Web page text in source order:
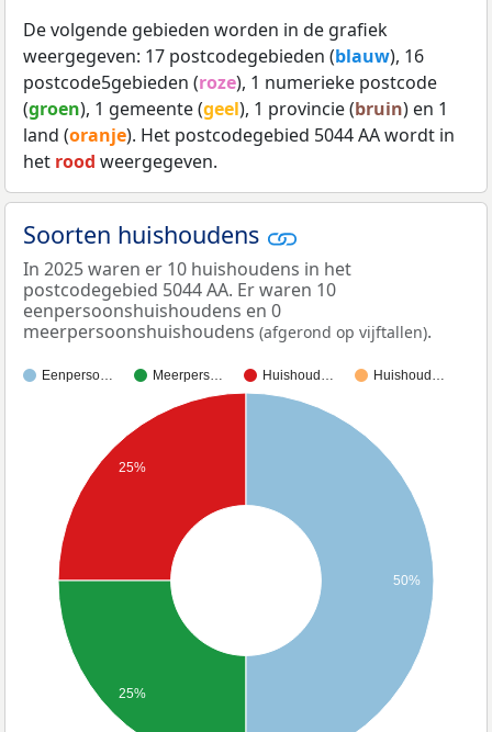
De volgende gebieden worden in de grafiek
weergegeven: 17 postcodegebieden (blauw), 16
postcode5gebieden (roze), 1 numerieke postcode
(groen), 1 gemeente (geel), 1 provincie (bruin) en 1
land (oranje). Het postcodegebied 5044 AA wordt in
het rood weergegeven.
Soorten huishoudens
In 2025 waren er 10 huishoudens in het
postcodegebied 5044 AA. Er waren 10
eenpersoonshuishoudens en 0
meerpersoonshuishoudens (afgerond op vijftallen).
Eenperso… Meerpers… Huishoud… Huishoud…
25%
25%
50%